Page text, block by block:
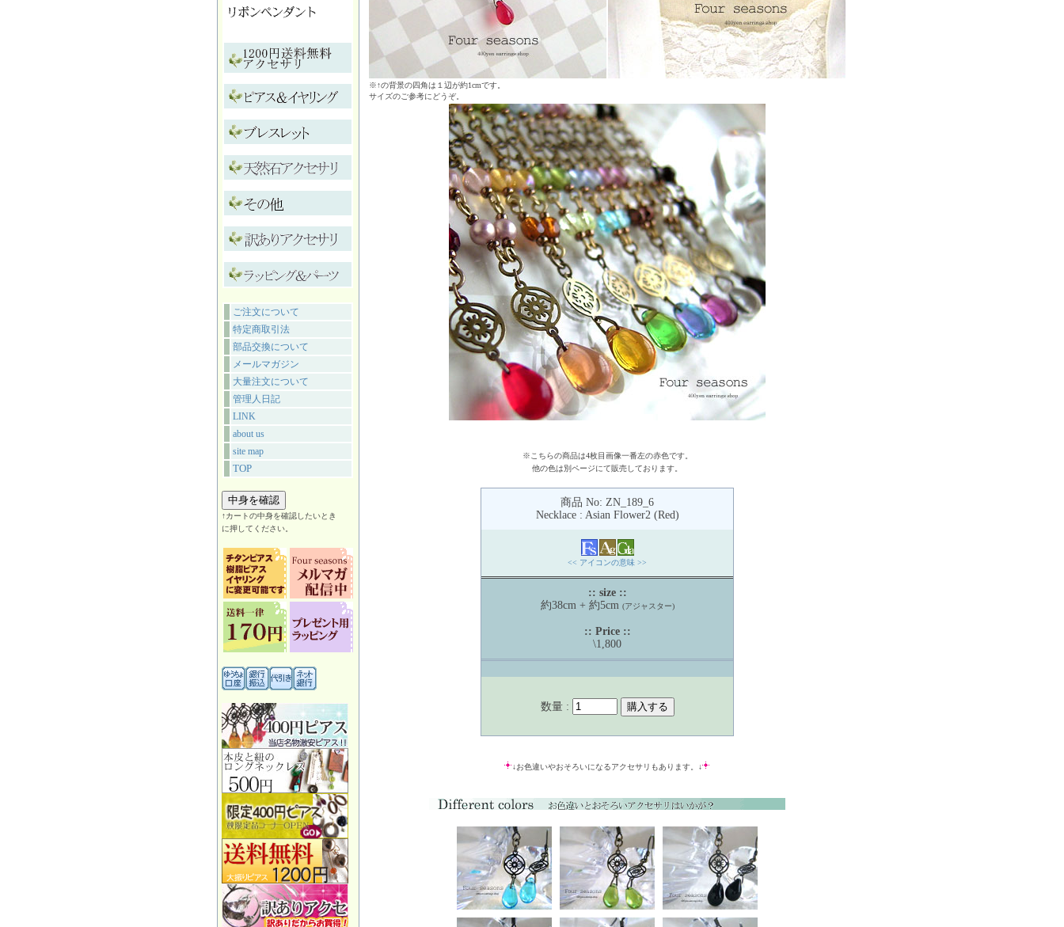
ご注文について
特定商取引法
部品交換について
メールマガジン
大量注文について
管理人日記
LINK
about us
site map
TOP
↑カートの中身を確認したいとき
に押してください。
※↑の背景の四角は１辺が約1cmです。
サイズのご参考にどうぞ。
※こちらの商品は4枚目画像一番左の赤色です。
他の色は別ページにて販売しております。
商品 No: ZN_189_6
Necklace : Asian Flower2 (Red)
<< アイコンの意味 >>
:: size ::
約38cm + 約5cm (アジャスター)
:: Price ::
\1,800
数量 :
↓お色違いやおそろいになるアクセサリもあります。↓